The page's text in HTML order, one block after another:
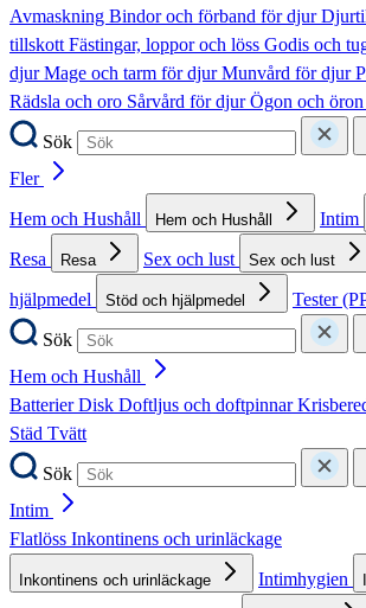
Avmaskning Bindor och förband för djur
tillskottFästingar, loppor och löss Godis och
djurMage och tarm för djurMunvård för djur
Rädsla och oro Sårvård för djurÖgon och
Sök
Fler
Hem och Hushåll
Hem och Hushåll Intim
Resa
Resa Sex och lust Sex och lust
hjälpmedel
Stöd och hjälpmedel
Tester
Sök
Hem och Hushåll
BatterierDisk Doftljus och doftpinnar
Städ Tvätt
Sök
Intim
Flatlöss Inkontinens och urinläckage
Inkontinens och urinläckage Intimhygien